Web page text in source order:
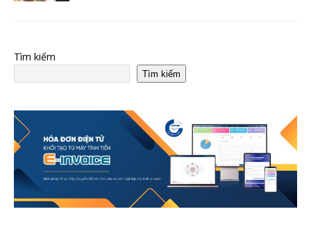
Tìm kiếm
Tìm kiếm